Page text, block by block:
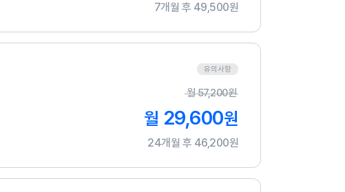
7개월 후 49,500원
유의사항
월57,200원
월 29,600원
24개월 후 46,200원